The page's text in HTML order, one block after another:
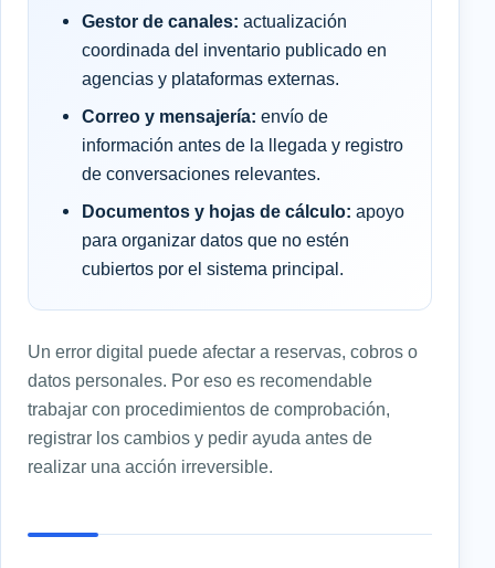
Gestor de canales: actualización
coordinada del inventario publicado en
agencias y plataformas externas.
Correo y mensajería: envío de
información antes de la llegada y registro
de conversaciones relevantes.
Documentos y hojas de cálculo: apoyo
para organizar datos que no estén
cubiertos por el sistema principal.
Un error digital puede afectar a reservas, cobros o
datos personales. Por eso es recomendable
trabajar con procedimientos de comprobación,
registrar los cambios y pedir ayuda antes de
realizar una acción irreversible.